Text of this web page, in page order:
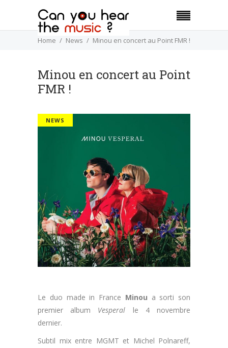
Home News Minou en concert au Point FMR !
Minou en concert au Point
FMR !
NEWS
Le duo made in France Minou a sorti son
premier album Vesperal le 4 novembre
dernier.
Subtil mix entre MGMT et Michel Polnareff,